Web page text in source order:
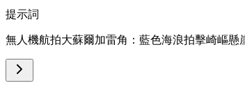
提示詞
無人機航拍大蘇爾加雷角：藍色海浪拍擊崎嶇